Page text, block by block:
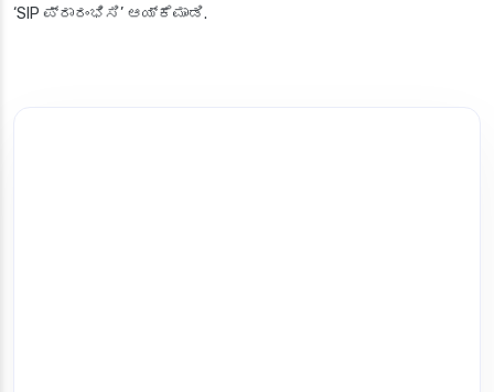
‘SIP ಪ್ರಾರಂಭಿಸಿ’ ಆಯ್ಕೆಮಾಡಿ.